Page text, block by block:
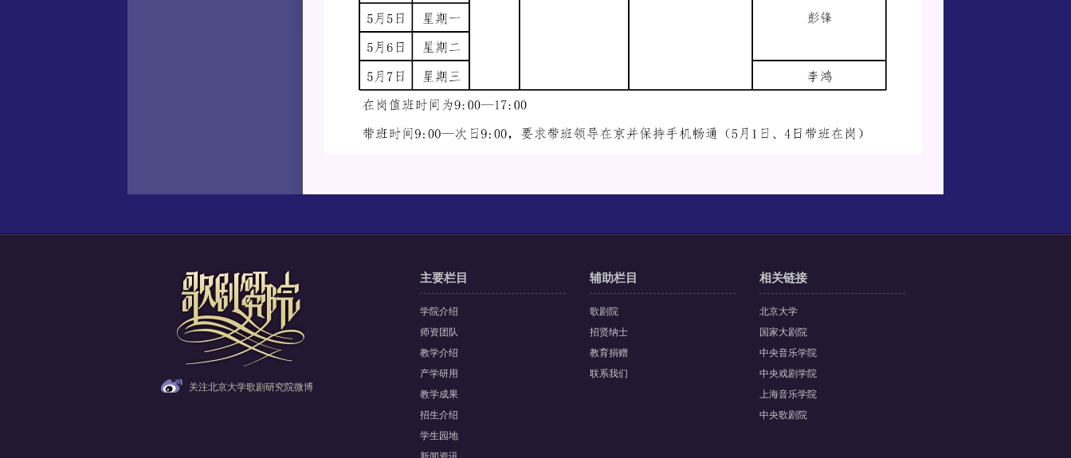
关注北京大学歌剧研究院微博
主要栏目
学院介绍
师资团队
教学介绍
产学研用
教学成果
招生介绍
学生园地
辅助栏目
歌剧院
招贤纳士
教育捐赠
联系我们
相关链接
北京大学
国家大剧院
中央音乐学院
中央戏剧学院
上海音乐学院
中央歌剧院